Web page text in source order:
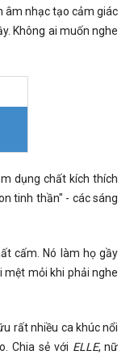
âm nhạc tạo cảm giác
Không ai muốn nghe
dụng chất kích thích
tinh thần" - các sáng
cấm. Nó làm họ gầy
mệt mỏi khi phải nghe
rất nhiều ca khúc nổi
Chia sẻ với ELLE, nữ